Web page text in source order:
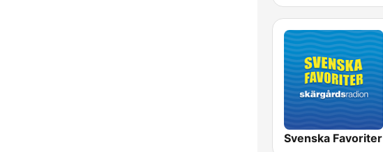
Svenska Favoriter